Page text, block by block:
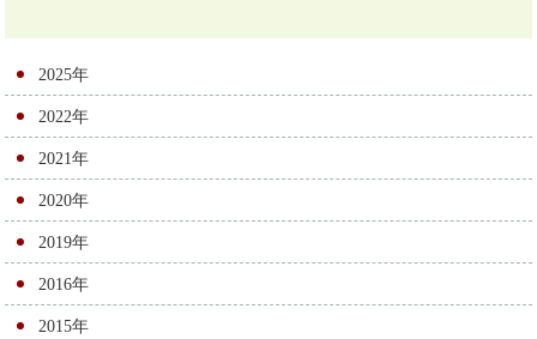
ー
シ
ョ
ン
2025年
2022年
2021年
2020年
2019年
2016年
2015年